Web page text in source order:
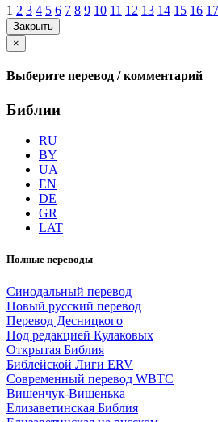
1 2 3 4 5 6 7 8 9 10 11 12 13 14 15 16 17
Закрыть
×
Выберите перевод / комментарий
Библии
RU
BY
UA
EN
DE
GR
LAT
Полные переводы
Синодальный перевод
Новый русский перевод
Перевод Десницкого
Под редакцией Кулаковых
Открытая Библия
Библейской Лиги ERV
Cовременный перевод WBTC
Вишенчук-Вишенька
Елизаветинская Библия